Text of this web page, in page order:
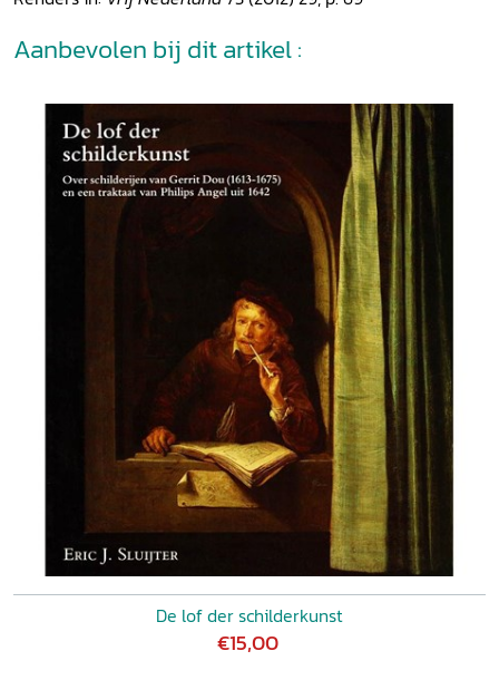
Aanbevolen bij dit artikel :
De lof der schilderkunst
€15,00